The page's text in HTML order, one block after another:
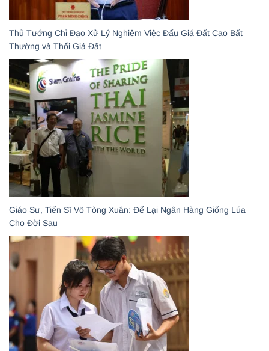
Thủ Tướng Chỉ Đạo Xử Lý Nghiêm Việc Đấu Giá Đất Cao Bất
Thường và Thổi Giá Đất
Giáo Sư, Tiến Sĩ Võ Tòng Xuân: Để Lại Ngân Hàng Giống Lúa
Cho Đời Sau